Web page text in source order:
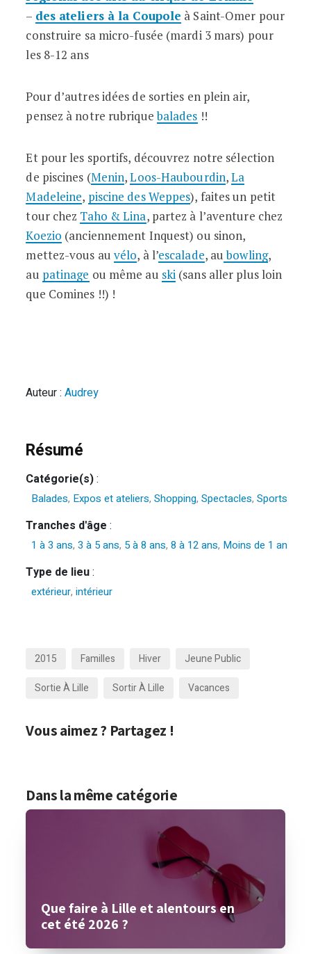
– des ateliersà la Coupole à Saint-Omer pour
construire sa micro-fusée (mardi 3 mars) pour
les 8-12 ans
Pour d’autres idées de sorties en plein air,
pensez à notre rubriquebalades !!
Et pour les sportifs, découvrez notre sélection
de piscines (Menin,Loos-Haubourdin,La
Madeleine, piscine des Weppes), faites un petit
tour chez Taho & Lina, partez à l’aventure chez
Koezio (anciennement Inquest) ou sinon,
mettez-vous au vélo, à l’escalade, aubowling,
au patinage ou même au ski (sans aller plus loin
que Comines !!) !
Auteur :Audrey
Résumé
Catégorie(s):
Balades, Expos et ateliers,Shopping,Spectacles,Sports
Tranches d'âge :
1 à 3 ans,3 à 5 ans, 5 à 8 ans,8 à 12 ans, Moins de 1 an
Type de lieu:
extérieur,intérieur
2015 Familles Hiver
Jeune Public
Sortie À Lille
Sortir À Lille Vacances
Vous aimez ? Partagez !
Dans la même catégorie
Que faire à Lille et alentours en
cet été 2026 ?